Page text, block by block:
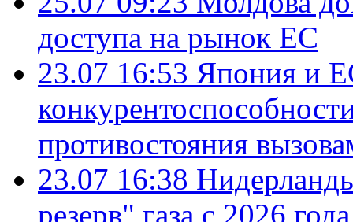
доступа на рынок ЕС
23.07 16:53 Япония и
противостояния
23.07 16:38
резерв" газа с 2026 года